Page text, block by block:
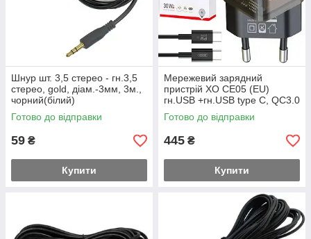
Шнур шт. 3,5 стерео - гн.3,5
стерео, gold, діам.-3мм, 3м.,
чорний(білий)
Готово до відправки
59 ₴
Купити
Мережевий зарядний
пристрій XO CE05 (EU)
гн.USB +гн.USB type C, QC3.0
30W
Готово до відправки
445 ₴
Купити